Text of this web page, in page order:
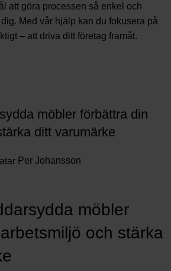
att göra processen så enkel och
Med vår hjälp kan du fokusera på
– att driva ditt företag framåt.
möbler förbättra din
ditt varumärke
Per Johansson
möbler
och stärka